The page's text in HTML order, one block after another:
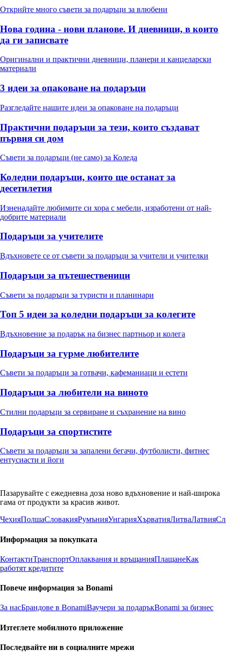
Открийте много съвети за подаръци за влюбени
Нова година - нови планове. И дневници, в които
да ги записвате
Оригинални и практични дневници, планери и канцеларски
материали
3 идеи за опаковане на подаръци
Разгледайте нашите идеи за опаковане на подаръци
Практични подаръци за тези, които създават
първия си дом
Съвети за подаръци (не само) за Коледа
Коледни подаръци, които ще останат за
десетилетия
Изненадайте любимите си хора с мебели, изработени от най-
добрите материали
Подаръци за учителите
Вдъхновете се от съвети за подаръци за учители и учителки
Подаръци за пътешественици
Съвети за подаръци за туристи и планинари
Топ 5 идеи за коледни подаръци за колегите
Вдъхновение за подарък на бизнес партньор и колега
Подаръци за гурме любителите
Съвети за подаръци за готвачи, кафеманиаци и естети
Подаръци за любители на виното
Стилни подаръци за сервиране и съхранение на вино
Подаръци за спортистите
Съвети за подаръци за запалени бегачи, футболисти, фитнес
ентусиасти и йоги
Пазарувайте с ежедневна доза ново вдъхновение и най-широка
гама от продукти за красив живот.
ЧехияПолшаСловакияРумънияУнгарияХърватияЛитваЛатвия
Информация за покупката
КонтактиТранспортОплаквания и връщанияПлащанеКак
работят кредитите
Повече информация за Bonami
За насБрандове в BonamiВаучери за подаръкBonami за бизнес
Изтеглете мобилното приложение
Последвайте ни в социалните мрежи